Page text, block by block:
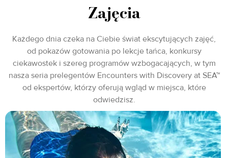
Zajęcia
Każdego dnia czeka na Ciebie świat ekscytujących zajęć,
od pokazów gotowania po lekcje tańca, konkursy
ciekawostek i szereg programów wzbogacających, w tym
nasza seria prelegentów Encounters with Discovery at SEA™
od ekspertów, którzy oferują wgląd w miejsca, które
odwiedzisz.